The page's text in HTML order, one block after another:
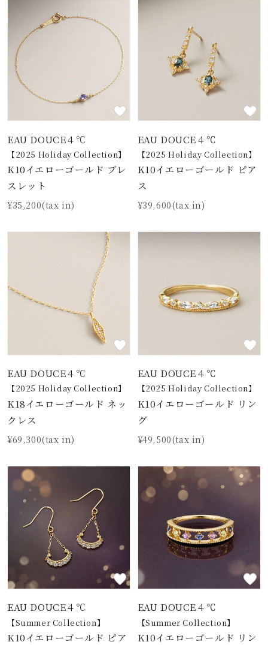
価格
在庫 在庫ありのみ すべて表示
EAU DOUCE４℃
【2025 Holiday Collection】
K10イエローゴールド ブレ
スレット
¥35,200(tax in)
EAU DOUCE４℃
【2025 Holiday Collection】
K10イエローゴールド ピア
ス
¥39,600(tax in)
EAU DOUCE４℃
【2025 Holiday Collection】
K18イエローゴールド ネッ
クレス
¥69,300(tax in)
EAU DOUCE４℃
【2025 Holiday Collection】
K10イエローゴールド リン
グ
¥49,500(tax in)
EAU DOUCE４℃
【Summer Collection】
K10イエローゴールド ピア
EAU DOUCE４℃
【Summer Collection】
K10イエローゴールド リン